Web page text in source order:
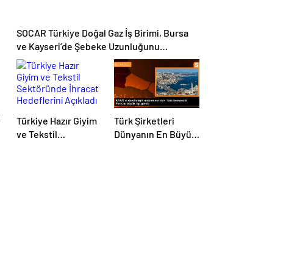
SOCAR Türkiye Doğal Gaz İş Birimi, Bursa
ve Kayseri’de Şebeke Uzunluğunu
Artıracak
Türkiye Hazır Giyim
ve Tekstil
Türk Şirketleri
Dünyanın En Büyük